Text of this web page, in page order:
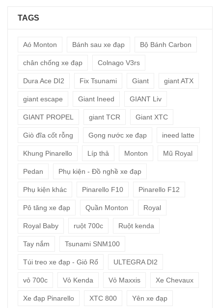
TAGS
Aó Monton Bánh sau xe đạp Bộ Bánh Carbon
chân chống xe đạp Colnago V3rs
Dura Ace DI2 Fix Tsunami Giant giant ATX
giant escape Giant Ineed GIANT Liv
GIANT PROPEL giant TCR Giant XTC
Giò đĩa cốt rỗng Gọng nước xe đạp ineed latte
Khung Pinarello Líp thả Monton Mũ Royal
Pedan Phụ kiện - Đồ nghề xe đạp
Phụ kiện khác Pinarello F10 Pinarello F12
Pô tăng xe đạp Quần Monton Royal
Royal Baby ruột 700c Ruột kenda
Tay nắm Tsunami SNM100
Túi treo xe đạp - Giỏ Rổ ULTEGRA DI2
vỏ 700c Vỏ Kenda Vỏ Maxxis Xe Chevaux
Xe đạp Pinarello XTC 800 Yên xe đạp